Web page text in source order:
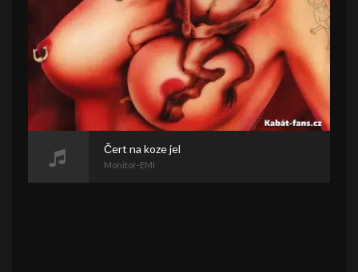
Čert na koze jel
Monitor-EMI